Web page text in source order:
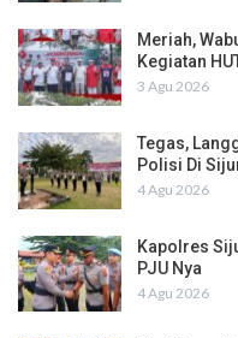
Meriah,
Kegiatan
3 Agu 2026
Tegas,
Polisi Di
4 Agu 2026
Kapolres
PJU Nya
4 Agu 2026